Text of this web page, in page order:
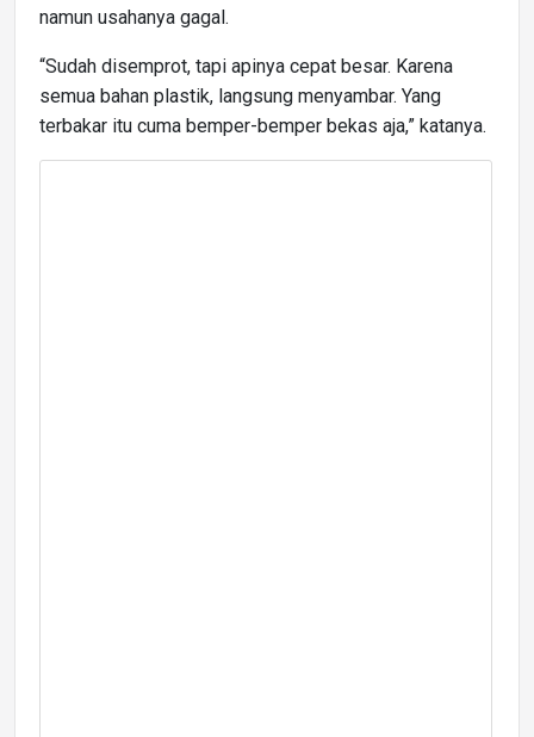
namun usahanya gagal.
“Sudah disemprot, tapi apinya cepat besar. Karena
semua bahan plastik, langsung menyambar. Yang
terbakar itu cuma bemper-bemper bekas aja,” katanya.